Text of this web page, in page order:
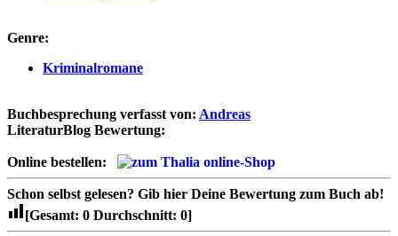
Genre:
Kriminalromane
Buchbesprechung verfasst von: Andreas
LiteraturBlog Bewertung:
Online bestellen:
Schon selbst gelesen? Gib hier Deine Bewertung zum Buch ab!
[Gesamt: 0 Durchschnitt: 0]